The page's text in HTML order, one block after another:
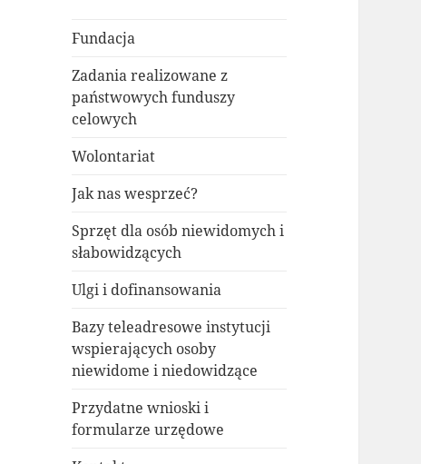
Fundacja
Zadania realizowane z
państwowych funduszy
celowych
Wolontariat
Jak nas wesprzeć?
Sprzęt dla osób niewidomych i
słabowidzących
Ulgi i dofinansowania
Bazy teleadresowe instytucji
wspierających osoby
niewidome i niedowidzące
Przydatne wnioski i
formularze urzędowe